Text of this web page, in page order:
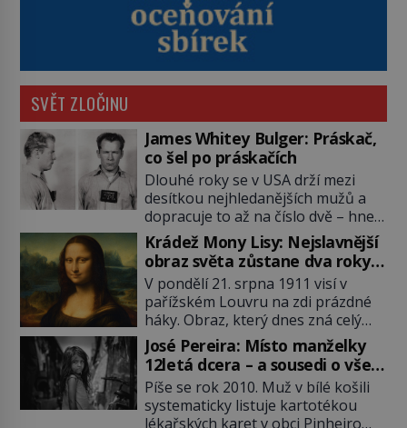
SVĚT ZLOČINU
James Whitey Bulger: Práskač,
co šel po práskačích
Dlouhé roky se v USA drží mezi
desítkou nejhledanějších mužů a
dopracuje to až na číslo dvě – hned
po Usámovi bin Ládinovi (1957–
2011). To je James „Whitey“ Bulger
(1929–2018) viněný ze spoluúčasti
na 19 vraždách, vydírání a lichvy. A
samozřejmě, krom toho je ještě
drogový dealer, který neváhá
odstranit z cesty všechny práskače,
zatímco […]
Krádež Mony Lisy: Nejslavnější
obraz světa zůstane dva roky
nezvěstný
V pondělí 21. srpna 1911 visí v
pařížském Louvru na zdi prázdné
háky. Obraz, který dnes zná celý
svět, je pryč. Zpočátku si nikdo
nemyslí, že jde o krádež.
Zaměstnanci jsou přesvědčeni, že
Mona Lisa je jen v restaurátorské
dílně nebo u fotografa. Když se
José Pereira: Místo manželky
12letá dcera – a sousedi o všem
vědí!
Píše se rok 2010. Muž v bílé košili
systematicky listuje kartotékou
lékařských karet v obci Pinheiro